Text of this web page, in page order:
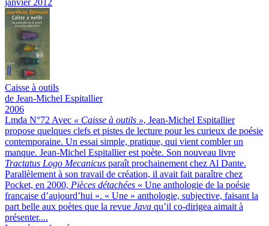
janvier 2012
Caisse à outils
de Jean-Michel Espitallier
2006
Lmda N°72 Avec « Caisse à outils », Jean-Michel Espitallier
propose quelques clefs et pistes de lecture pour les curieux de poésie
contemporaine. Un essai simple, pratique, qui vient combler un
manque. Jean-Michel Espitallier est poète. Son nouveau livre
Tractatus Logo Mecanicus paraît prochainement chez Al Dante.
Parallèlement à son travail de création, il avait fait paraître chez
Pocket, en 2000, Pièces détachées « Une anthologie de la poésie
française d’aujourd’hui ». « Une » anthologie, subjective, faisant la
part belle aux poètes que la revue Java qu’il co-dirigea aimait à
présenter....